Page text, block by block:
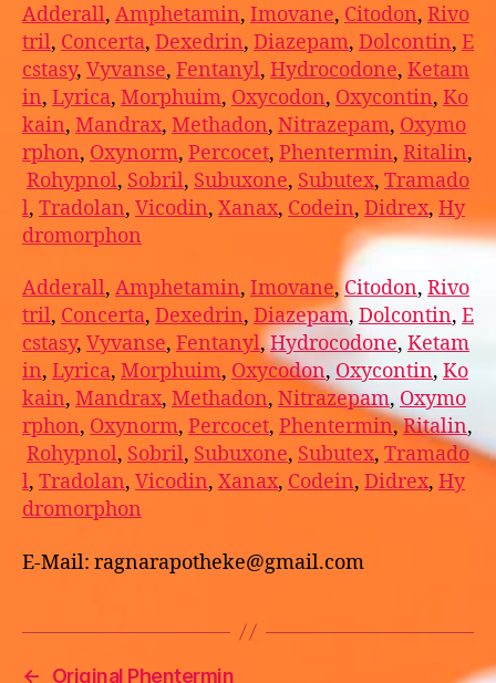
Adderall, Amphetamin, Imovane, Citodon, Rivo
tril, Concerta, Dexedrin, Diazepam, Dolcontin, E
cstasy, Vyvanse, Fentanyl, Hydrocodone, Ketam
in, Lyrica, Morphuim, Oxycodon, Oxycontin, Ko
kain, Mandrax, Methadon, Nitrazepam, Oxymo
rphon, Oxynorm, Percocet, Phentermin, Ritalin,
Rohypnol, Sobril, Subuxone, Subutex, Tramado
l, Tradolan, Vicodin, Xanax, Codein, Didrex,Hy
dromorphon
Adderall, Amphetamin, Imovane, Citodon, Rivo
tril, Concerta, Dexedrin, Diazepam, Dolcontin, E
cstasy, Vyvanse, Fentanyl,Hydrocodone, Ketam
in, Lyrica, Morphuim, Oxycodon, Oxycontin, Ko
kain, Mandrax, Methadon, Nitrazepam, Oxymo
rphon, Oxynorm, Percocet, Phentermin,Ritalin,
Rohypnol, Sobril, Subuxone, Subutex, Tramado
l, Tradolan, Vicodin, Xanax, Codein, Didrex, Hy
dromorphon
E-Mail: ragnarapotheke@gmail.com
←
Original Phentermin